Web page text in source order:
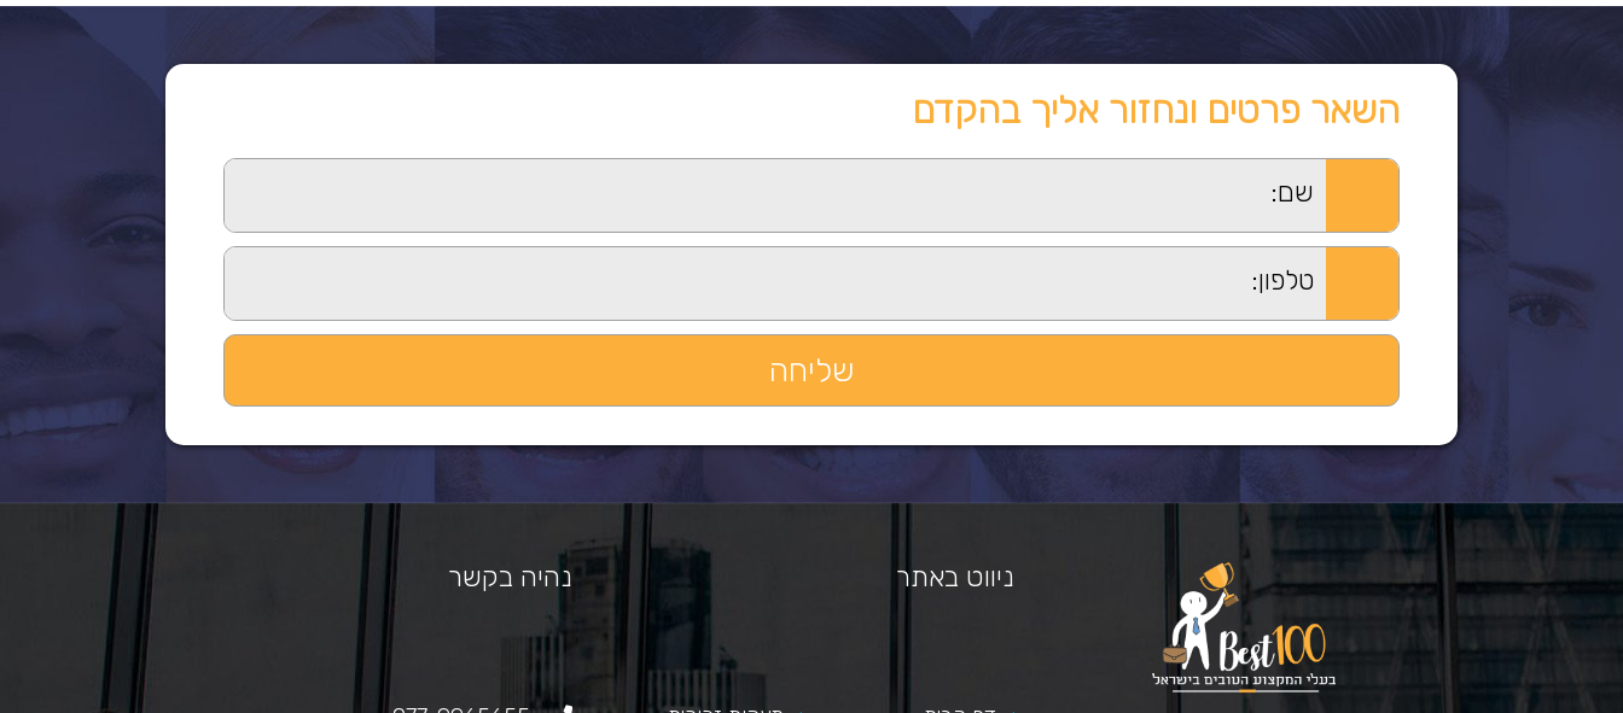
השאר פרטים ונחזור אליך בהקדם
ניווט באתר נהיה בקשר